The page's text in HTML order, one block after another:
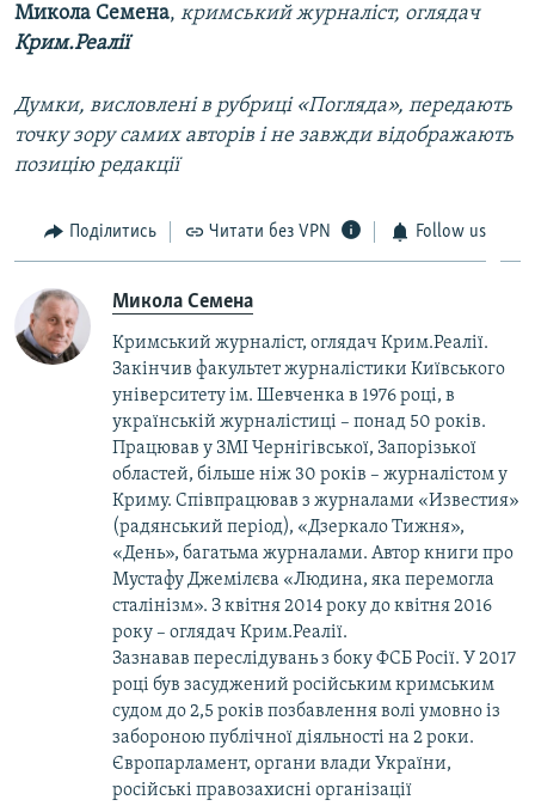
Микола Семена, кримський журналіст, оглядач
Крим.Реалії
Думки, висловлені в рубриці «Погляда», передають
точку зору самих авторів і не завжди відображають
позицію редакції
Поділитись Читати без VPN Follow us
Микола Семена
Кримський журналіст, оглядач Крим.Реалії.
Закінчив факультет журналістики Київського
університету ім. Шевченка в 1976 році, в
українській журналістиці – понад 50 років.
Працював у ЗМІ Чернігівської, Запорізької
областей, більше ніж 30 років – журналістом у
Криму. Співпрацював з журналами «Известия»
(радянський період), «Дзеркало Тижня»,
«День», багатьма журналами. Автор книги про
Мустафу Джемілєва «Людина, яка перемогла
сталінізм». З квітня 2014 року до квітня 2016
року – оглядач Крим.Реалії.
Зазнавав переслідувань з боку ФСБ Росії. У 2017
році був засуджений російським кримським
судом до 2,5 років позбавлення волі умовно із
забороною публічної діяльності на 2 роки.
Європарламент, органи влади України,
російські правозахисні організації